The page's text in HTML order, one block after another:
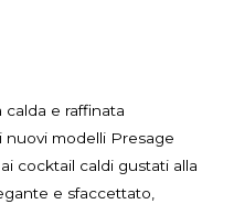
calda e raffinata
nuovi modelli Presage
cocktail caldi gustati alla
e sfaccettato,